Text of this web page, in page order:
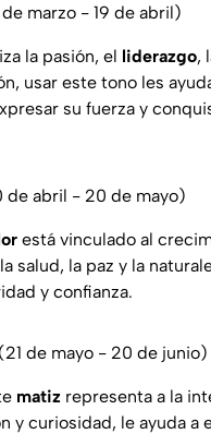
de marzo - 19 de abril)
la pasión, el liderazgo,
usar este tono les
su fuerza y
de abril - 20 de mayo)
está vinculado al
salud, la paz y la
y confianza.
(21 de mayo - 20 de junio)
matiz representa a la
y curiosidad, le ayuda a